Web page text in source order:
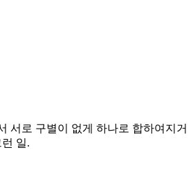
서로 구별이 없게 하나로 합하여지거
일.